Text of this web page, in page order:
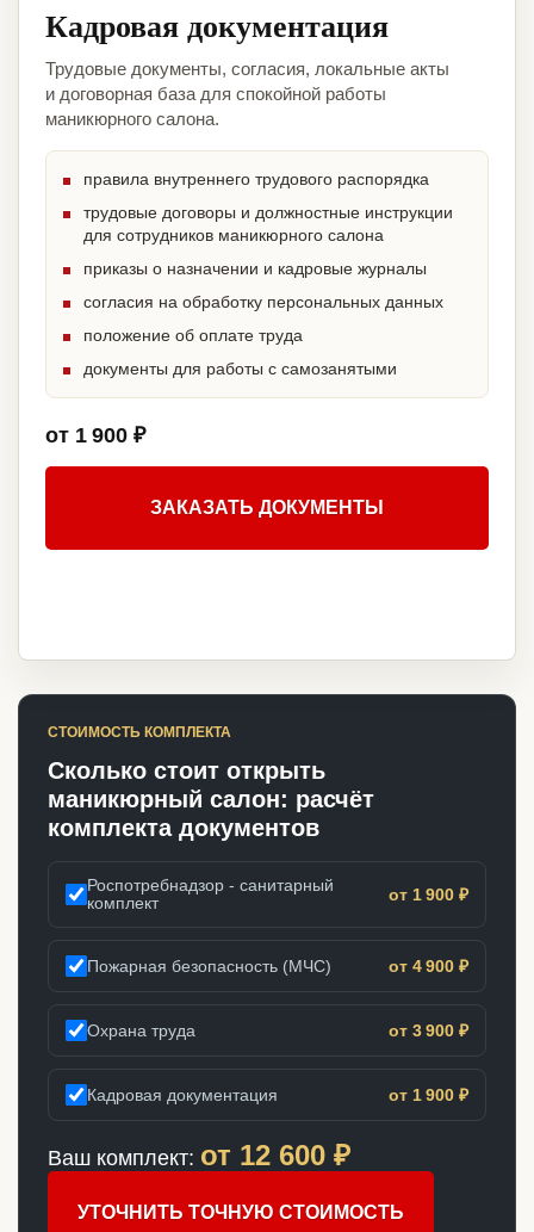
Кадровая документация
Трудовые документы, согласия, локальные акты
и договорная база для спокойной работы
маникюрного салона.
правила внутреннего трудового распорядка
трудовые договоры и должностные инструкции
для сотрудников маникюрного салона
приказы о назначении и кадровые журналы
согласия на обработку персональных данных
положение об оплате труда
документы для работы с самозанятыми
от 1 900 ₽
ЗАКАЗАТЬ ДОКУМЕНТЫ
СТОИМОСТЬ КОМПЛЕКТА
Сколько стоит открыть
маникюрный салон: расчёт
комплекта документов
Роспотребнадзор - санитарный
комплект
от 1 900 ₽
Пожарная безопасность (МЧС) от 4 900 ₽
Охрана труда от 3 900 ₽
Кадровая документация от 1 900 ₽
Ваш комплект: от 12 600 ₽
УТОЧНИТЬ ТОЧНУЮ СТОИМОСТЬ